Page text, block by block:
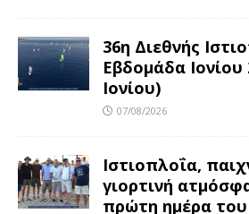
36η Διεθνής
Εβδομάδα Ιονίου
Ιονίου)
07/08/2026
Ιστιοπλοΐα,
γιορτινή
πρώτη ημέρα του